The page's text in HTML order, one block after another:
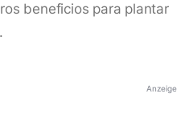
beneficios para plantar
Anzeige